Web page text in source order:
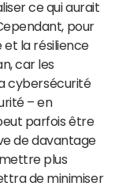
ce qui aurait
pour
et la résilience
car les
cybersécurité
– en
parfois être
de davantage
plus
de minimiser